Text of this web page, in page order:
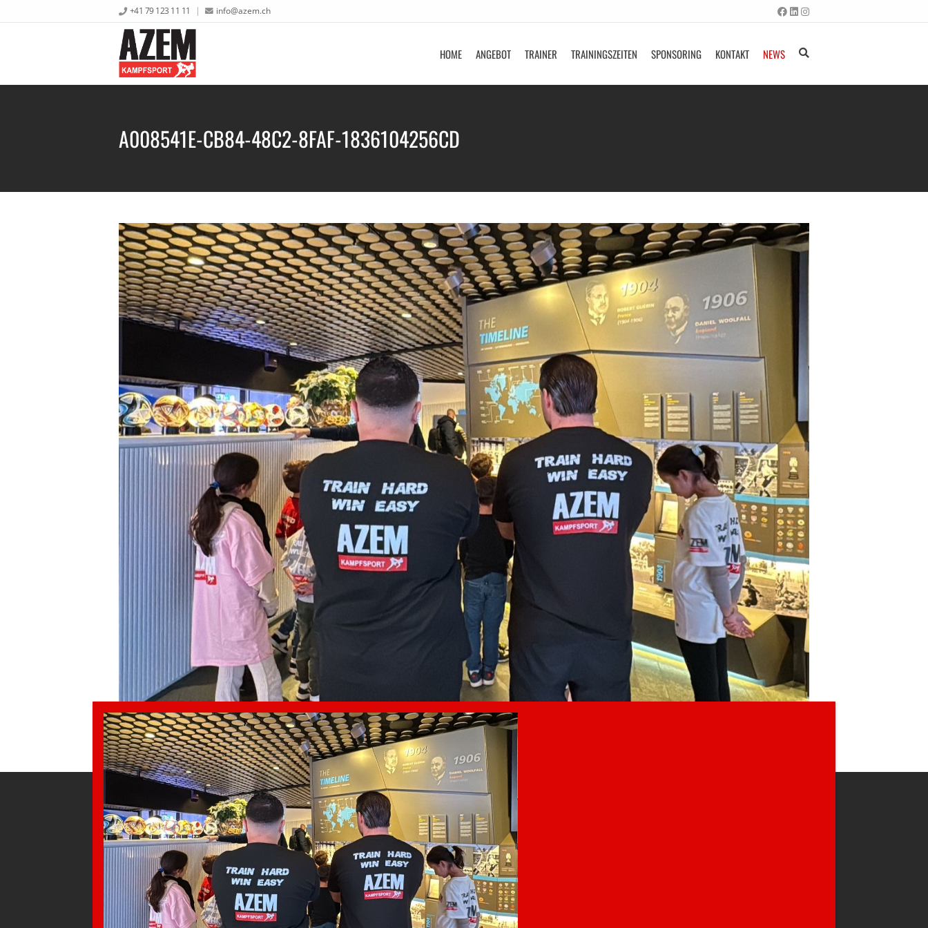
+41 79 123 11 11 info@azem.ch
HOME ANGEBOT TRAINER TRAININGSZEITEN SPONSORING KONTAKT NEWS
A008541E-CB84-48C2-8FAF-1836104256CD
AZEM KAMPFSPORT SEIT 1985
Probetraining in Wil und Winterthur
Angebot
Stopp Gewalt
Trainer
Trainingszeiten
Sponsoring
Kontakt
AZEM
KAMPFSPORT
WINTERTHUR
Turm Areal
Theaterstrasse 15b
8400 Winterthur
Mob +41 79 123 11 11
info@azem.ch
AZEM
KAMPFSPORT WIL
Budaya Center
Flawilerstrasse 31
9500 Wil
Mob +41 79 123 11 11
info@azem.ch
www.azem.ch
FAQ